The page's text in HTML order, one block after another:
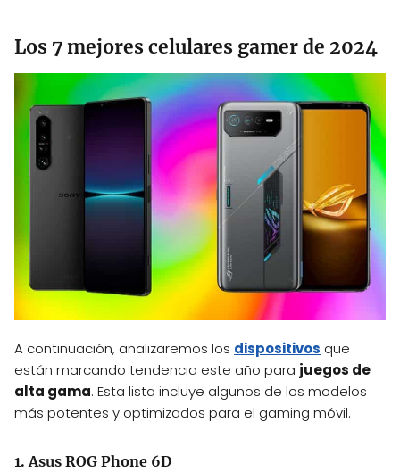
Los 7 mejores celulares gamer de 2024
A continuación, analizaremos los dispositivos que
están marcando tendencia este año para juegos de
alta gama. Esta lista incluye algunos de los modelos
más potentes y optimizados para el gaming móvil.
1. Asus ROG Phone 6D